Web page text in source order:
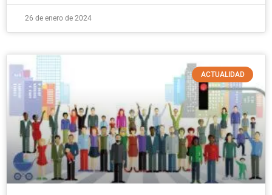
26 de enero de 2024
ACTUALIDAD